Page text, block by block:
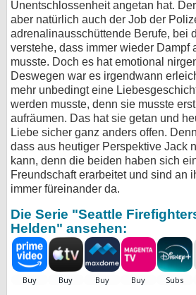
Unentschlossenheit angetan hat.
aber natürlich auch der Job der
adrenalinausschüttende Berufe, bei
verstehe, dass immer wieder Dampf
musste. Doch es hat emotional
Deswegen war es irgendwann
mehr unbedingt eine
werden musste, denn sie musste
aufräumen. Das hat sie getan und
Liebe sicher ganz anders offen.
dass aus heutiger Perspektive Jack
kann, denn die beiden haben sich
Freundschaft erarbeitet und sind an
immer füreinander da.
Die Serie "Seattle
Helden" ansehen: